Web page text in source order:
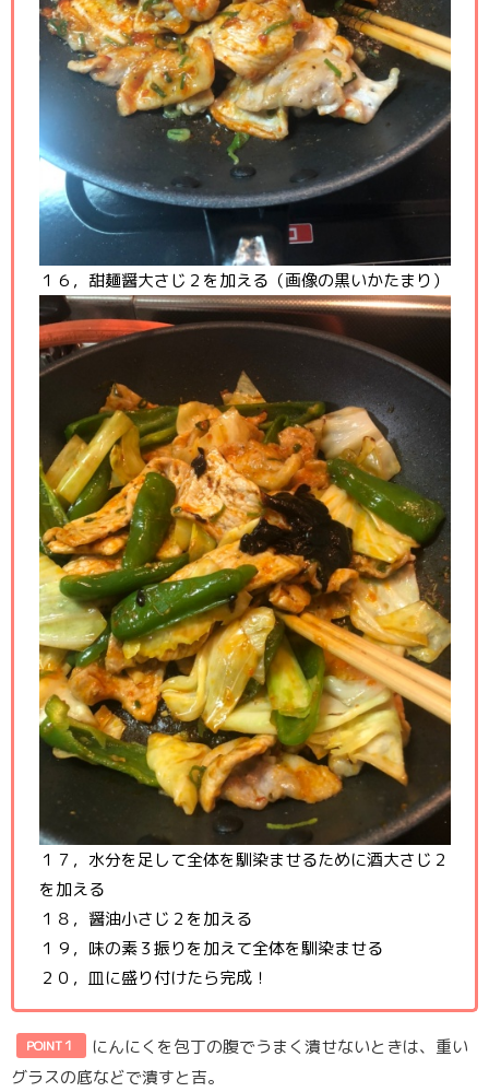
１６，甜麺醤大さじ２を加える（画像の黒いかたまり）
１７，水分を足して全体を馴染ませるために酒大さじ２
を加える
１８，醤油小さじ２を加える
１９，味の素３振りを加えて全体を馴染ませる
２０，皿に盛り付けたら完成！
POINT１
にんにくを包丁の腹でうまく潰せないときは、重い
グラスの底などで潰すと吉。